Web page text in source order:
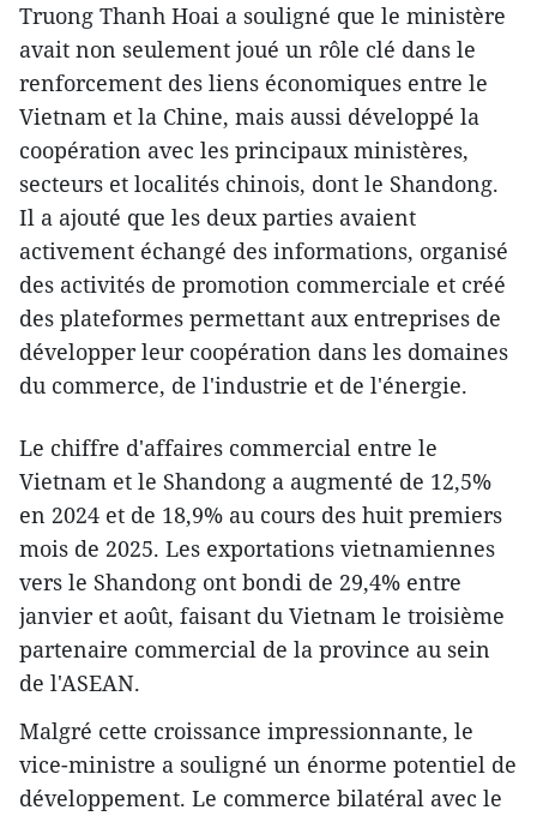
Truong Thanh Hoai a souligné que le ministère
avait non seulement joué un rôle clé dans le
renforcement des liens économiques entre le
Vietnam et la Chine, mais aussi développé la
coopération avec les principaux ministères,
secteurs et localités chinois, dont le Shandong.
Il a ajouté que les deux parties avaient
activement échangé des informations, organisé
des activités de promotion commerciale et créé
des plateformes permettant aux entreprises de
développer leur coopération dans les domaines
du commerce, de l'industrie et de l'énergie.
Le chiffre d'affaires commercial entre le
Vietnam et le Shandong a augmenté de 12,5%
en 2024 et de 18,9% au cours des huit premiers
mois de 2025. Les exportations vietnamiennes
vers le Shandong ont bondi de 29,4% entre
janvier et août, faisant du Vietnam le troisième
partenaire commercial de la province au sein
de l'ASEAN.
Malgré cette croissance impressionnante, le
vice-ministre a souligné un énorme potentiel de
développement. Le commerce bilatéral avec le